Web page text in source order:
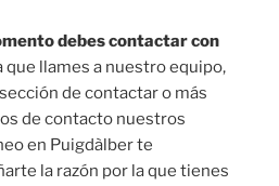
debes contactar con
que llames a nuestro equipo,
de contactar o más
de contacto nuestros
en Puigdàlber te
la razón por la que tienes